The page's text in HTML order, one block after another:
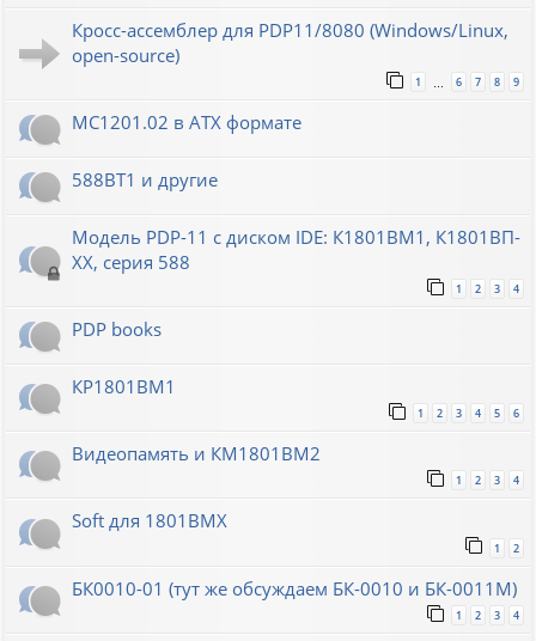
Кросс-ассемблер для PDP11/8080 (Windows/Linux,
open-source)
1 … 6 7 8 9
МС1201.02 в ATX формате
588ВТ1 и другие
Модель PDP-11 с диском IDE: К1801ВМ1, К1801ВП-
XX, серия 588
1 2 3 4
PDP books
КР1801ВМ1
1 2 3 4 5 6
Видеопамять и КМ1801ВМ2
1 2 3 4
Soft для 1801ВМХ
1 2
БК0010-01 (тут же обсуждаем БК-0010 и БК-0011М)
1 2 3 4